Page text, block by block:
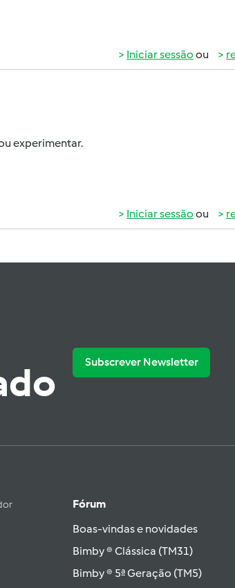
Iniciar sessão ou
experimentar.
Iniciar sessão ou
Subscrever Newsletter
Fórum
Boas-vindas e novidades
Bimby ® Clássica (TM31)
Bimby ® 5ª Geração (TM5)